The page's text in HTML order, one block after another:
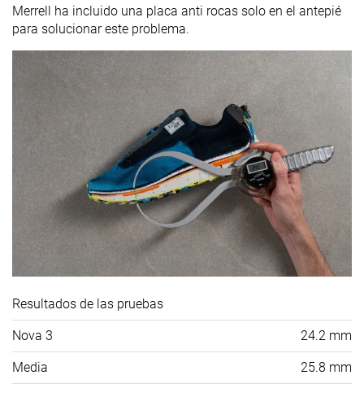
Merrell ha incluido una placa anti rocas solo en el antepié
para solucionar este problema.
Resultados de las pruebas
Nova 3 24.2 mm
Media 25.8 mm